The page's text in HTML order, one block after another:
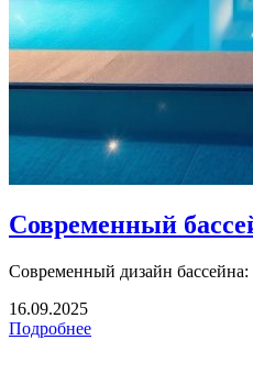
Современный
Современный дизайн бассейна:
16.09.2025
Подробнее